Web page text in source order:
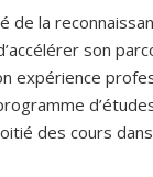
de la
son
expérience
des cours